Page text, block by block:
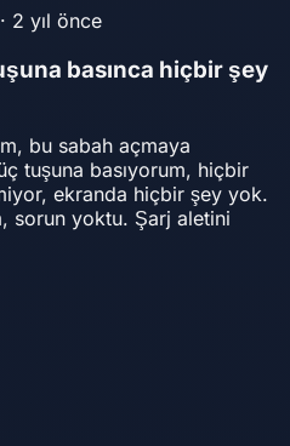
· 2 yıl önce
basınca hiçbir şey
bu sabah açmaya
tuşuna basıyorum, hiçbir
ekranda hiçbir şey yok.
sorun yoktu. Şarj aletini